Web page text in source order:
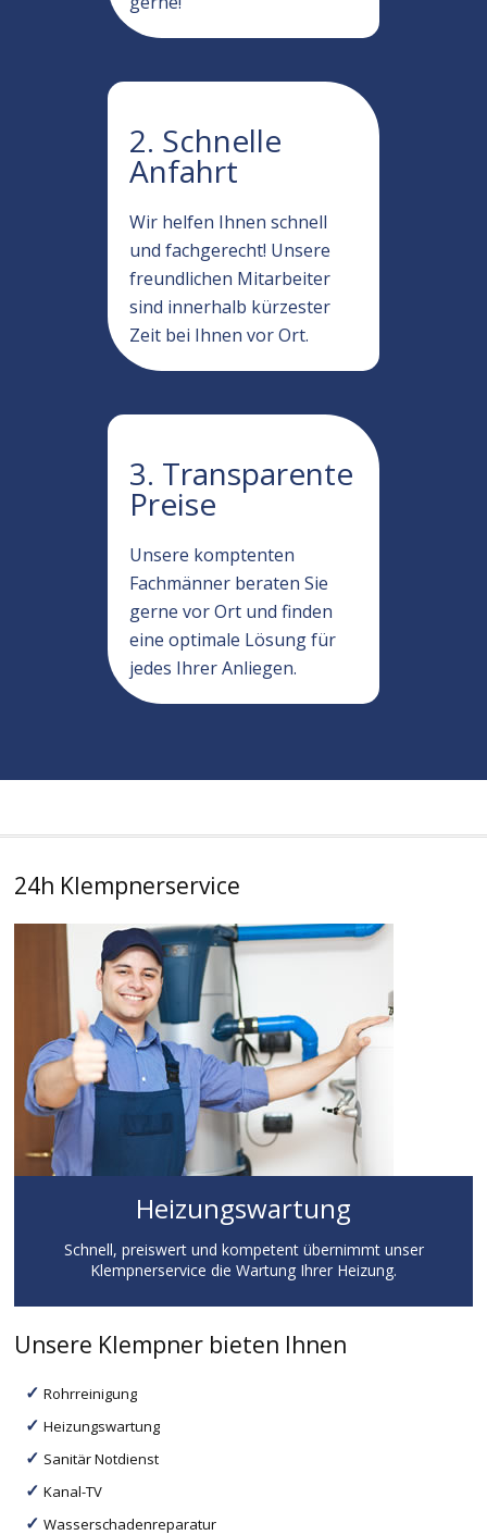
2. Schnelle
Anfahrt
Wir helfen Ihnen schnell
und fachgerecht! Unsere
freundlichen Mitarbeiter
sind innerhalb kürzester
Zeit bei Ihnen vor Ort.
3. Transparente
Preise
Unsere komptenten
Fachmänner beraten Sie
gerne vor Ort und finden
eine optimale Lösung für
jedes Ihrer Anliegen.
24h Klempnerservice
Heizungswartung
Schnell, preiswert und kompetent übernimmt unser
Klempnerservice die Wartung Ihrer Heizung.
Unsere Klempner bieten Ihnen
Rohrreinigung
Heizungswartung
Sanitär Notdienst
Kanal-TV
Wasserschadenreparatur